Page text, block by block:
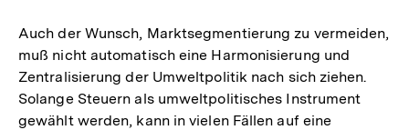
der
Fußnote
Auch der Wunsch, Marktsegmentierung zu vermeiden,
muß nicht automatisch eine Harmonisierung und
Zentralisierung der Umweltpolitik nach sich ziehen.
Solange Steuern als umweltpolitisches Instrument
gewählt werden, kann in vielen Fällen auf eine